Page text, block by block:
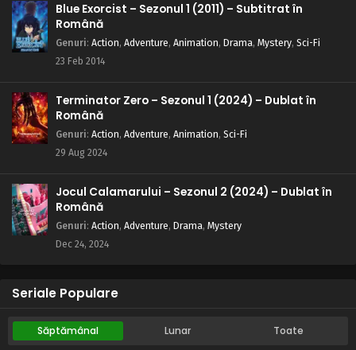
Blue Exorcist – Sezonul 1 (2011) – Subtitrat în
Română
Genuri: Action, Adventure, Animation, Drama, Mystery, Sci-Fi
23 Feb 2014
Terminator Zero – Sezonul 1 (2024) – Dublat în
Română
Genuri: Action, Adventure, Animation, Sci-Fi
29 Aug 2024
Jocul Calamarului – Sezonul 2 (2024) – Dublat în
Română
Genuri: Action, Adventure, Drama, Mystery
Dec 24, 2024
Seriale Populare
Săptămânal Lunar Toate